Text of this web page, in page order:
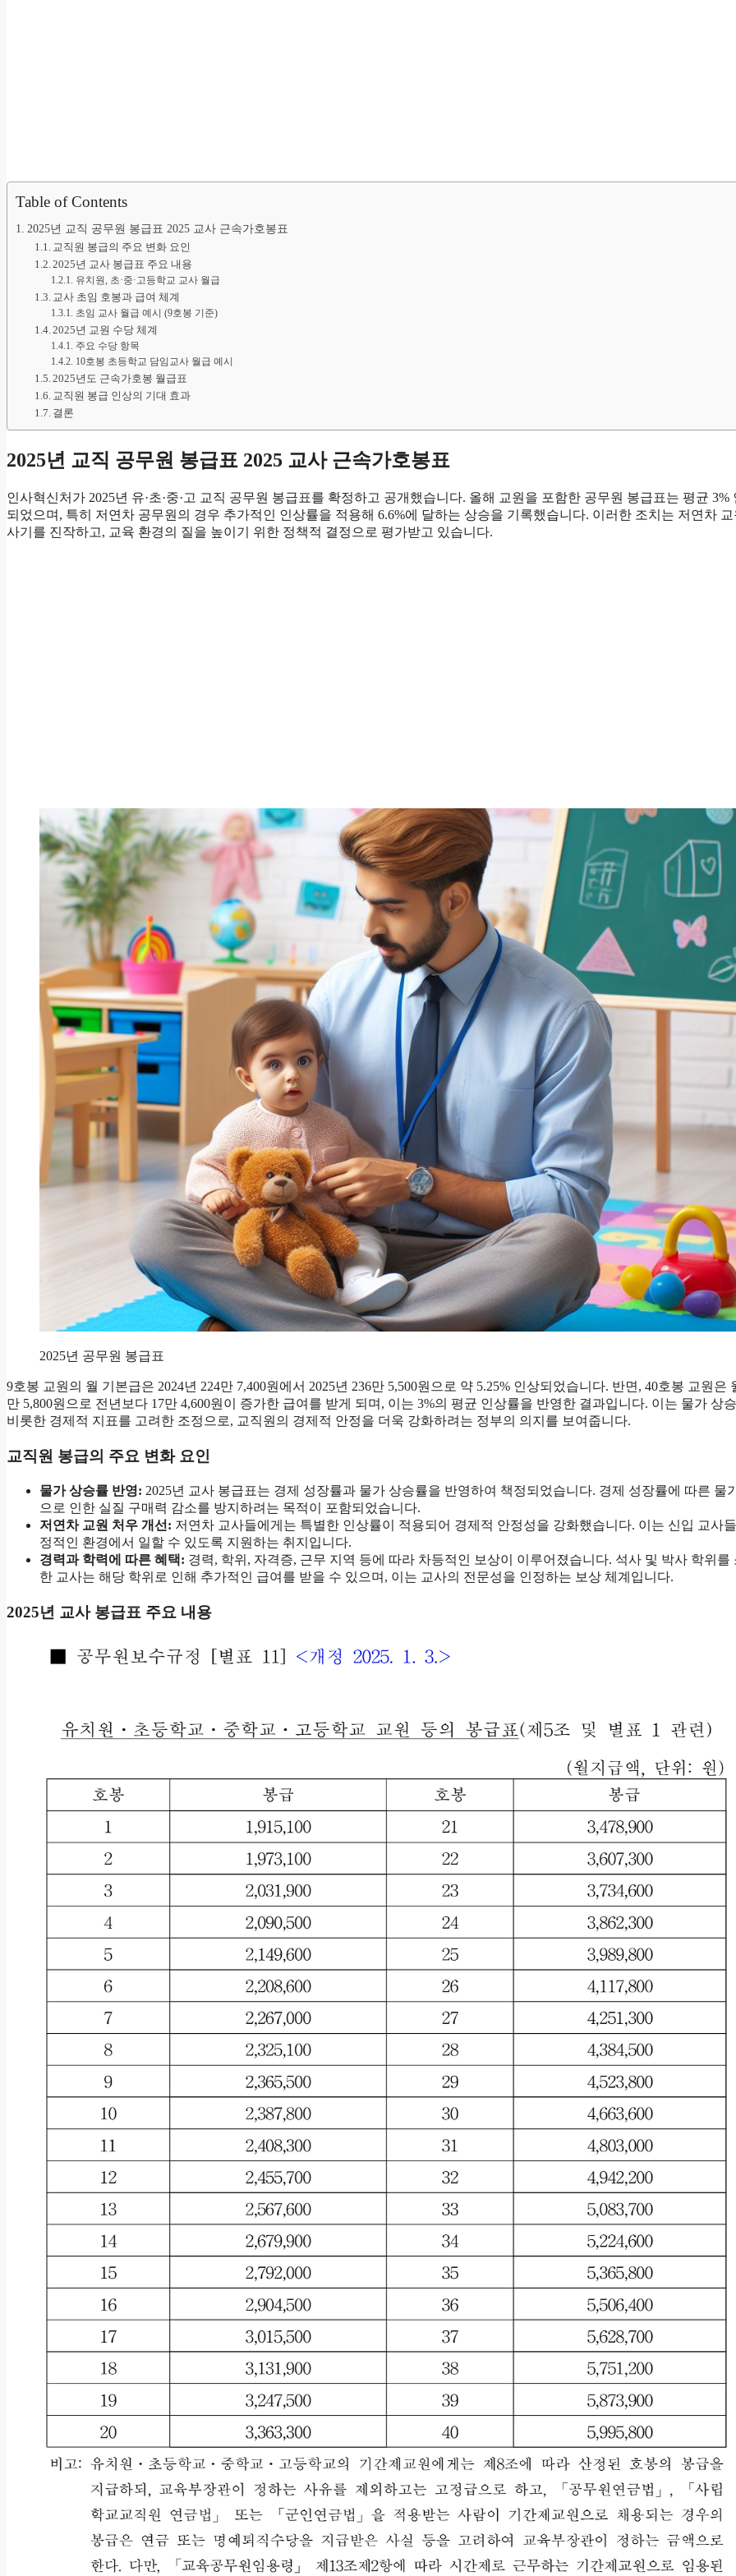
Table of Contents
2025년 교직 공무원 봉급표 2025 교사 근속가호봉표
교직원 봉급의 주요 변화 요인
2025년 교사 봉급표 주요 내용
유치원, 초·중·고등학교 교사 월급
교사 초임 호봉과 급여 체계
초임 교사 월급 예시 (9호봉 기준)
2025년 교원 수당 체계
주요 수당 항목
10호봉 초등학교 담임교사 월급 예시
2025년도 근속가호봉 월급표
교직원 봉급 인상의 기대 효과
결론
2025년 교직 공무원 봉급표 2025 교사 근속가호봉표
인사혁신처가 2025년 유·초·중·고 교직 공무원 봉급표를 확정하고 공개했습니다. 올해 교원을 포함한 공무원 봉급표는 평균 3%
되었으며, 특히 저연차 공무원의 경우 추가적인 인상률을 적용해 6.6%에 달하는 상승을 기록했습니다. 이러한 조치는 저연차 교
사기를 진작하고, 교육 환경의 질을 높이기 위한 정책적 결정으로 평가받고 있습니다.
2025년 공무원 봉급표
9호봉 교원의 월 기본급은 2024년 224만 7,400원에서 2025년 236만 5,500원으로 약 5.25% 인상되었습니다. 반면, 40호봉 교원은
만 5,800원으로 전년보다 17만 4,600원이 증가한 급여를 받게 되며, 이는 3%의 평균 인상률을 반영한 결과입니다. 이는 물가 상
비롯한 경제적 지표를 고려한 조정으로, 교직원의 경제적 안정을 더욱 강화하려는 정부의 의지를 보여줍니다.
교직원 봉급의 주요 변화 요인
물가 상승률 반영: 2025년 교사 봉급표는 경제 성장률과 물가 상승률을 반영하여 책정되었습니다. 경제 성장률에 따른 물
으로 인한 실질 구매력 감소를 방지하려는 목적이 포함되었습니다.
저연차 교원 처우 개선: 저연차 교사들에게는 특별한 인상률이 적용되어 경제적 안정성을 강화했습니다. 이는 신입 교사
정적인 환경에서 일할 수 있도록 지원하는 취지입니다.
경력과 학력에 따른 혜택: 경력, 학위, 자격증, 근무 지역 등에 따라 차등적인 보상이 이루어졌습니다. 석사 및 박사 학위를
한 교사는 해당 학위로 인해 추가적인 급여를 받을 수 있으며, 이는 교사의 전문성을 인정하는 보상 체계입니다.
2025년 교사 봉급표 주요 내용